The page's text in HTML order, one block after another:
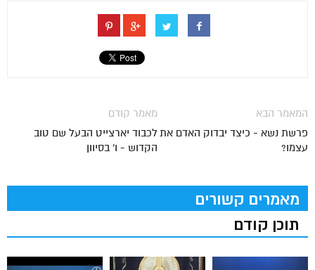
מאמר קודם
לכבוד יארצייט הבעל שם טוב
הקדוש - ו' בסיוון
המאמר הבא
פרשת נשא - כיצד יבדוק האדם את
עצמו?
מאמרים קשורים
תוכן קודם